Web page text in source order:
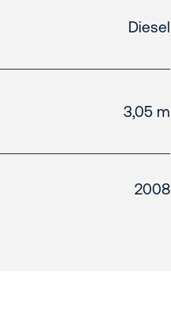
Diesel
3,05 m
2008